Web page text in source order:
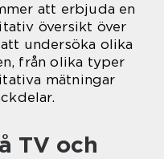
att erbjuda en
översikt över
undersöka olika
från olika typer
mätningar
TV och